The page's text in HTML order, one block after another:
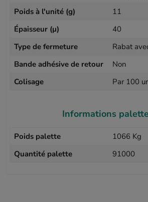
Poids à l'unité (g)
11
Épaisseur (µ)
40
Type de fermeture
Rabat
Bande adhésive de retour
Non
Colisage
Par 100
Informations palette
Poids palette
1066 Kg
Quantité palette
91000